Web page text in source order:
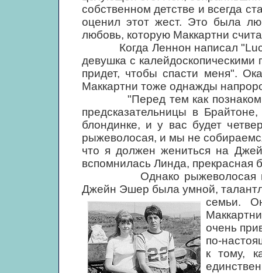
собственном детстве и всегда
оценил этот жест. Это была
любовь, которую Маккартни
Когда Леннон написал "Lucy
девушка с
придет, чтобы спасти меня".
Маккартни тоже однажды
"Перед тем как
предсказательницы в
блондинке, и у вас будет
рыжеволосая, и мы не
что я должен жениться на
вспомнилась Линда, прекрасная
Однако рыжеволосая
Джейн Эшер была умной,
семьи.
очень
по-
к тому,